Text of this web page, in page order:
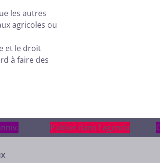
les autres
agricoles ou
et le droit
à faire des
Publier dans l'agenda
Publier dans l'agenda